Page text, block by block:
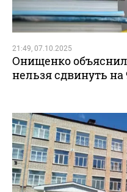
21:49, 07.10.2025
Онищенко
нельзя сдвинуть на